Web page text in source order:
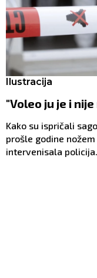
Ilustracija
"Voleo ju je i
Kako su ispričali
prošle godine
intervenisala policija.